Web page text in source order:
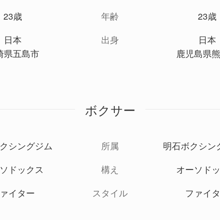
23歳
年齢
23歳
日本
県五島市
出身
日本
鹿児島県
ボクサー
シングジム 所属
明石ボクシン
ドックス
構え
オーソド
イター
スタイル ファイ